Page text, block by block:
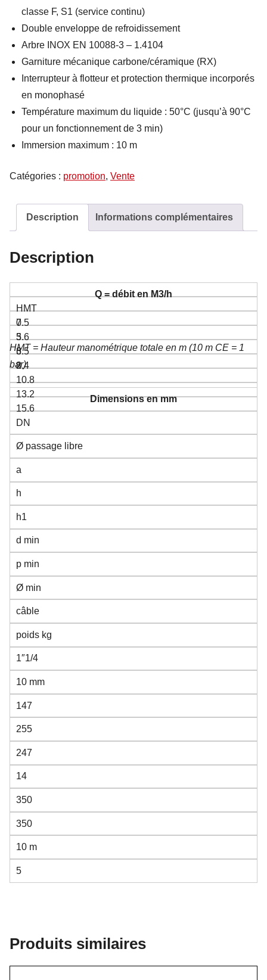
classe F, S1 (service continu)
Double enveloppe de refroidissement
Arbre INOX EN 10088-3 – 1.4104
Garniture mécanique carbone/céramique (RX)
Interrupteur à flotteur et protection thermique incorporés
en monophasé
Température maximum du liquide : 50°C (jusqu’à 90°C
pour un fonctionnement de 3 min)
Immersion maximum : 10 m
Catégories : promotion, Vente
Description Informations complémentaires
Description
Q = débit en M3/h
HMT
0
3.6
6
8.4
10.8
13.2
15.6
7.5
5
3.5
2
HMT = Hauteur manométrique totale en m (10 m CE = 1
bar)
Dimensions en mm
DN
Ø passage libre
a
h
h1
d min
p min
Ø min
câble
poids kg
1″1/4
10 mm
147
255
247
14
350
350
10 m
5
Produits similaires